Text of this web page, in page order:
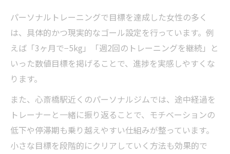
パーソナルトレーニングで目標を達成した女性の多く
は、具体的かつ現実的なゴール設定を行っています。例
えば「3ヶ月で−5kg」「週2回のトレーニングを継続」と
いった数値目標を掲げることで、進捗を実感しやすくな
ります。
また、心斎橋駅近くのパーソナルジムでは、途中経過を
トレーナーと一緒に振り返ることで、モチベーションの
低下や停滞期も乗り越えやすい仕組みが整っています。
小さな目標を段階的にクリアしていく方法も効果的で